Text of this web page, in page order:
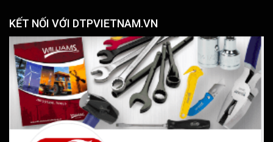
KẾT NỐI VỚI DTPVIETNAM.VN